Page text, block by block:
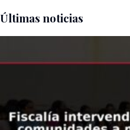
Últimas noticias